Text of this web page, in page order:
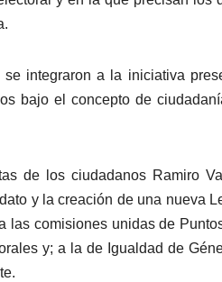
integraron a la iniciativa
bajo el concepto de
de los ciudadanos Ramiro
y la creación de una nueva
las comisiones unidas de
y; a la de Igualdad de